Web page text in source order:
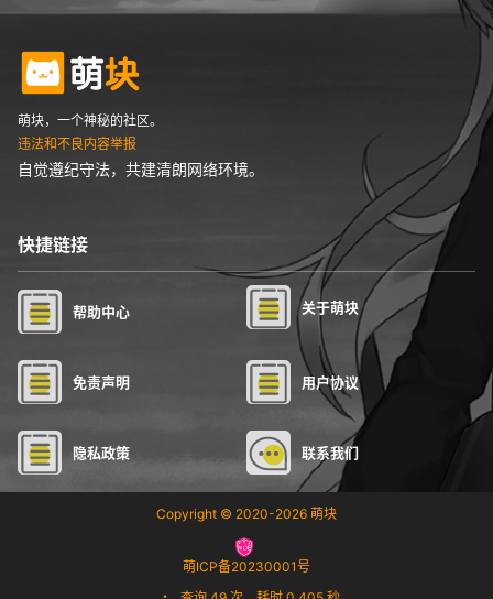
萌块，一个神秘的社区。
违法和不良内容举报
自觉遵纪守法，共建清朗网络环境。
快捷链接
帮助中心 关于萌块
免责声明 用户协议
隐私政策 联系我们
Copyright © 2020-2026 萌块
萌ICP备20230001号